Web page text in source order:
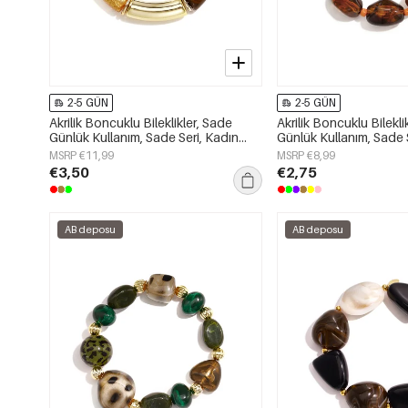
2-5 GÜN
Akrilik Boncuklu Bileklikler, Sade
Günlük Kullanım, Sade Seri, Kadın
Takıları
MSRP €11,99
€3,50
2-5 GÜN
Akrilik Boncuklu
Günlük Kullanım, Sade
Takıları
MSRP €8,99
€2,75
AB deposu AB deposu